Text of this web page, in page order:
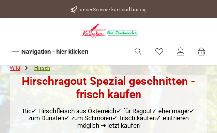
unser Service - kurz und bündig
Navigation - hier klicken Du hast 0
Wild Hirsch
Hirschragout Spezial geschnitten -
frisch kaufen
Bio✓ Hirschfleisch aus Österreich✓ für Ragout✓ eher mager✓
zum Dünsten✓ zum Schmoren✓ frisch kaufen✓ einfrieren
möglich ➜ jetzt kaufen